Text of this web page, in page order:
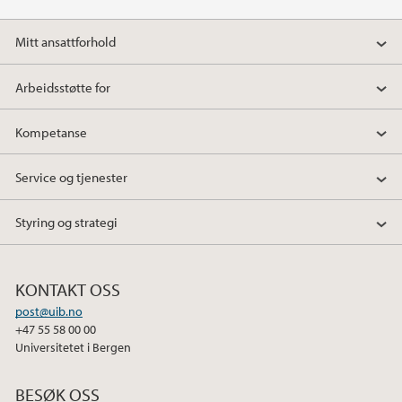
t
r
e
I
b
o
o
k
Mitt ansattforhold
Arbeidsstøtte for
Kompetanse
Service og tjenester
Styring og strategi
KONTAKT OSS
post@uib.no
+47 55 58 00 00
Universitetet i Bergen
BESØK OSS